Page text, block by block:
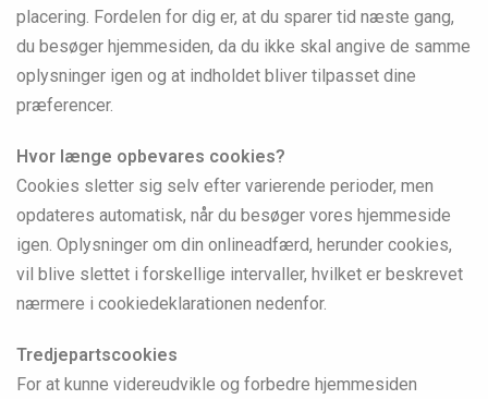
placering. Fordelen for dig er, at du sparer tid næste gang,
du besøger hjemmesiden, da du ikke skal angive de samme
oplysninger igen og at indholdet bliver tilpasset dine
præferencer.
Hvor længe opbevares cookies?
Cookies sletter sig selv efter varierende perioder, men
opdateres automatisk, når du besøger vores hjemmeside
igen. Oplysninger om din onlineadfærd, herunder cookies,
vil blive slettet i forskellige intervaller, hvilket er beskrevet
nærmere i cookiedeklarationen nedenfor.
Tredjepartscookies
For at kunne videreudvikle og forbedre hjemmesiden